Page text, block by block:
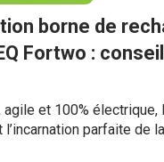
borne de
Fortwo :
agile et 100% électrique,
parfaite de